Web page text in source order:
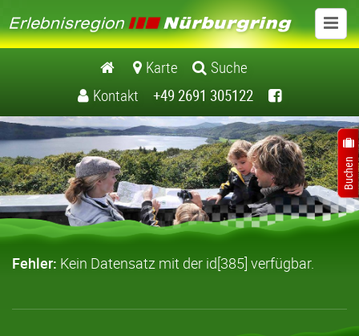
www.erlebnisregionnuerburgring.de
Ausflugsziele
Veranstaltungen
Übernachten
Essen und Genießen
Nürburgring
Karte
Suche
Kontakt
+49 2691 305122
Fehler: Kein Datensatz mit der id[385] verfügbar.